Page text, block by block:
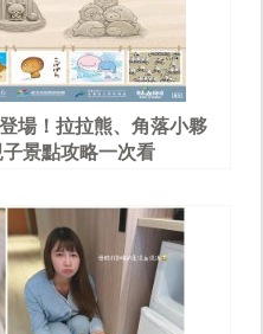
場！拉拉熊、角落小夥
景點攻略一次看